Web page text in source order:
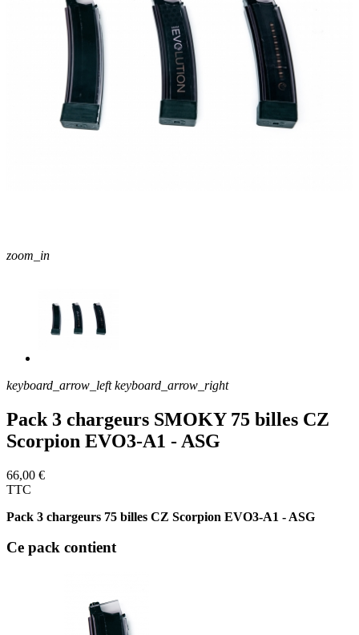
zoom_in
keyboard_arrow_left keyboard_arrow_right
Pack 3 chargeurs SMOKY 75 billes CZ
Scorpion EVO3-A1 - ASG
66,00 €
TTC
Pack 3 chargeurs 75 billes CZ Scorpion EVO3-A1 - ASG
Ce pack contient